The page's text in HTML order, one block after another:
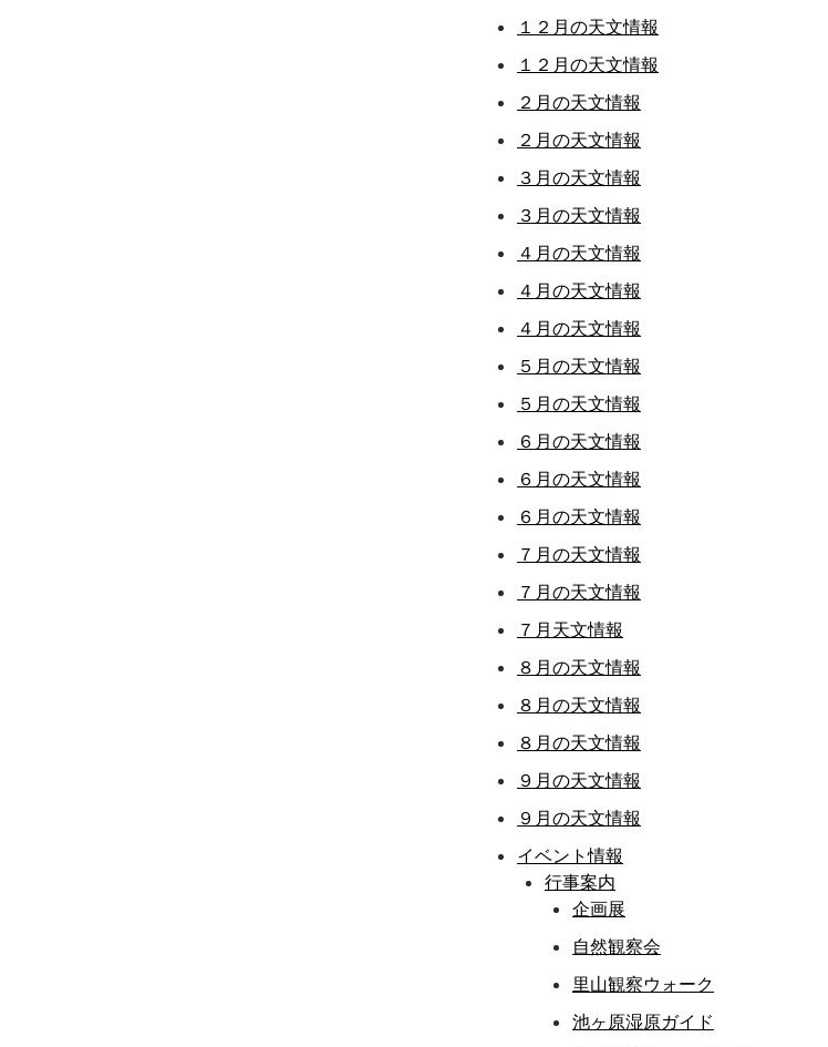
１２月の天文情報
１２月の天文情報
２月の天文情報
２月の天文情報
３月の天文情報
３月の天文情報
４月の天文情報
４月の天文情報
４月の天文情報
５月の天文情報
５月の天文情報
６月の天文情報
６月の天文情報
６月の天文情報
７月の天文情報
７月の天文情報
７月天文情報
８月の天文情報
８月の天文情報
８月の天文情報
９月の天文情報
９月の天文情報
イベント情報
行事案内
企画展
自然観察会
里山観察ウォーク
池ヶ原湿原ガイド